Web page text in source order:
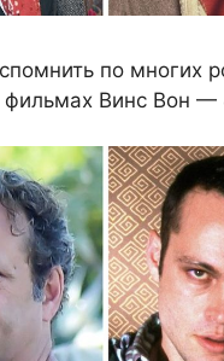
по многих
Винс Вон —